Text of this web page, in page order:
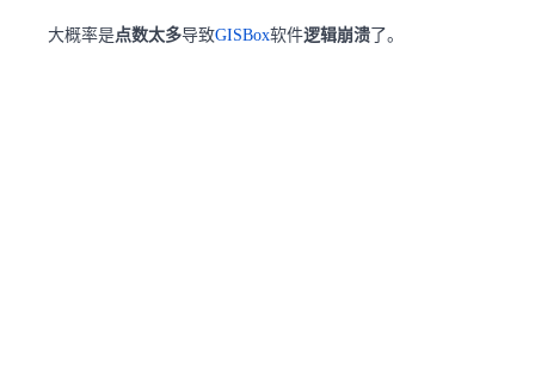
大概率是点数太多导致GISBox软件逻辑崩溃 了。